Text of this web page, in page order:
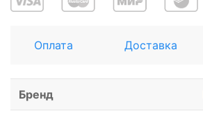
Оплата Доставка
Бренд